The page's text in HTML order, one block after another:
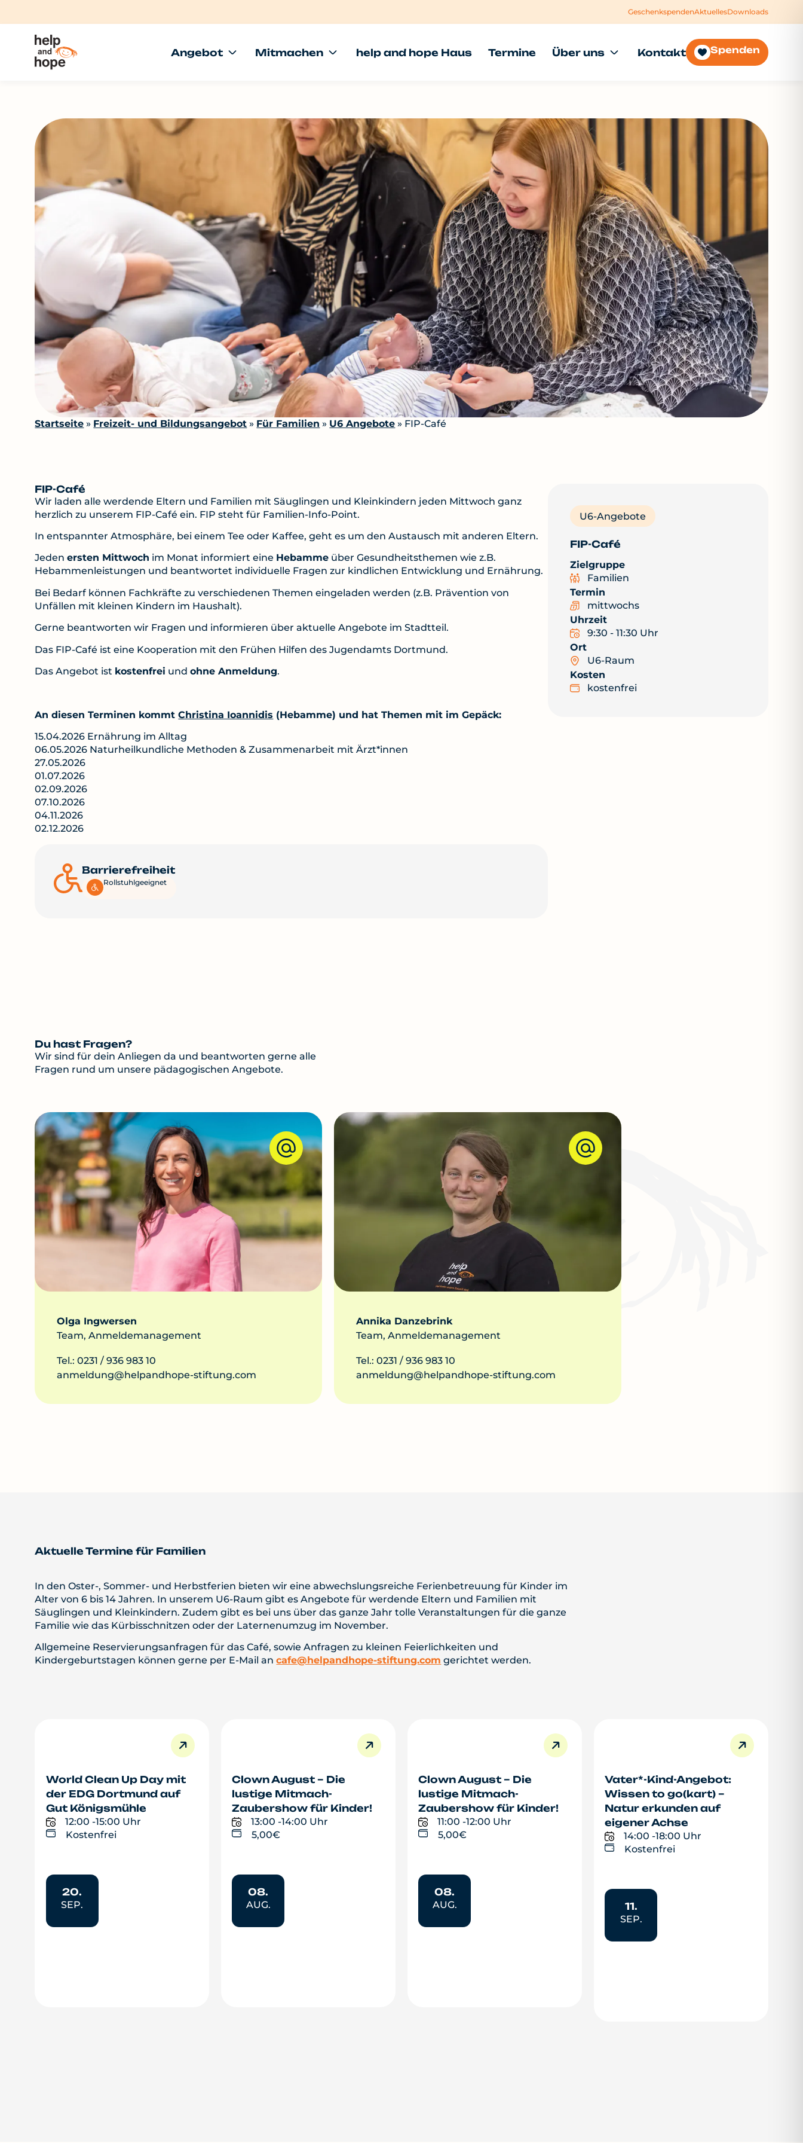
GeschenkspendenAktuellesDownloads
Angebot Mitmachen help and hope Haus Termine Über uns Kontakt Spenden
Startseite » Freizeit- und Bildungsangebot » Für Familien » U6 Angebote » FIP-Café
FIP-Café
Wir laden alle werdende Eltern und Familien mit Säuglingen und Kleinkindern jeden Mittwoch ganz
herzlich zu unserem FIP-Café ein. FIP steht für Familien-Info-Point.
In entspannter Atmosphäre, bei einem Tee oder Kaffee, geht es um den Austausch mit anderen Eltern.
Jedenersten Mittwoch im Monat informiert eine Hebamme über Gesundheitsthemen wie z.B.
Hebammenleistungen und beantwortet individuelle Fragen zur kindlichen Entwicklung und Ernährung.
Bei Bedarf können Fachkräfte zu verschiedenen Themen eingeladen werden (z.B. Prävention von
Unfällen mit kleinen Kindern im Haushalt).
Gerne beantworten wir Fragen und informieren über aktuelle Angebote im Stadtteil.
Das FIP-Café ist eine Kooperation mit den Frühen Hilfen des Jugendamts Dortmund.
Das Angebot ist kostenfrei undohne Anmeldung.
An diesen Terminen kommtChristina Ioannidis (Hebamme) und hat Themen mit im Gepäck:
15.04.2026 Ernährung im Alltag
06.05.2026 Naturheilkundliche Methoden & Zusammenarbeit mit Ärzt*innen
27.05.2026
01.07.2026
02.09.2026
07.10.2026
04.11.2026
02.12.2026
Barrierefreiheit
Rollstuhlgeeignet
U6-Angebote
FIP-Café
Zielgruppe
Familien
Termin
mittwochs
Uhrzeit
9:30 - 11:30 Uhr
Ort
U6-Raum
Kosten
kostenfrei
Du hast Fragen?
Wir sind für dein Anliegen da und beantworten gerne alle
Fragen rund um unsere pädagogischen Angebote.
Olga Ingwersen
Team, Anmeldemanagement
Tel.: 0231 / 936 983 10
anmeldung@helpandhope-stiftung.com
Annika Danzebrink
Team, Anmeldemanagement
Tel.: 0231 / 936 983 10
anmeldung@helpandhope-stiftung.com
Aktuelle Termine für Familien
In den Oster-, Sommer- und Herbstferien bieten wir eine abwechslungsreiche Ferienbetreuung für Kinder im
Alter von 6 bis 14 Jahren. In unserem U6-Raum gibt es Angebote für werdende Eltern und Familien mit
Säuglingen und Kleinkindern. Zudem gibt es bei uns über das ganze Jahr tolle Veranstaltungen für die ganze
Familie wie das Kürbisschnitzen oder der Laternenumzug im November.
Allgemeine Reservierungsanfragen für das Café, sowie Anfragen zu kleinen Feierlichkeiten und
Kindergeburtstagen können gerne per E-Mail ancafe@helpandhope-stiftung.com gerichtet werden.
World Clean Up Day mit
der EDG Dortmund auf
Gut Königsmühle
12:00 -15:00 Uhr
Kostenfrei
20.
SEP.
Clown August – Die
lustige Mitmach-
Zaubershow für Kinder!
13:00 -14:00 Uhr
5,00€
08.
AUG.
Clown August – Die
lustige Mitmach-
Zaubershow für Kinder!
11:00 -12:00 Uhr
5,00€
08.
AUG.
Vater*-Kind-Angebot:
Wissen to go(kart) –
Natur erkunden auf
eigener Achse
14:00 -18:00 Uhr
Kostenfrei
11.
SEP.